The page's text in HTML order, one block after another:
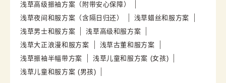
浅草高级振袖方案（附带安心保障）
浅草夜间和服方案（含隔日归还）
浅草蜡丝和服方案
浅草男士和服方案
浅草高级和服方案
浅草大正浪漫和服方案
浅草古董和服方案
浅草振袖半幅带方案
浅草儿童和服方案 (女孩)
浅草儿童和服方案 (男孩)